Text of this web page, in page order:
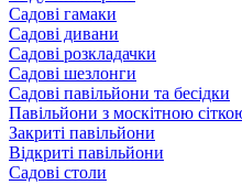
Садові гамаки
Садові дивани
Садові розкладачки
Садові шезлонги
Садові павільйони та бесідки
Павільйони з москітною
Закриті павільйони
Відкриті павільйони
Садові столи